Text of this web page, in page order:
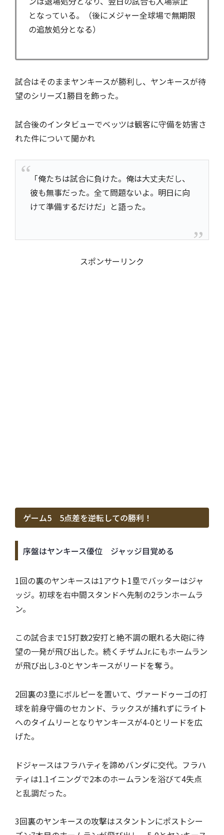
となっている。（後にメジャー全球場で無期限
の追放処分となる）
試合はそのままヤンキースが勝利し、ヤンキースが待
望のシリーズ1勝目を飾った。
試合後のインタビューでベッツは観客に守備を妨害さ
れた件について聞かれ
「俺たちは試合に負けた。俺は大丈夫だし、
彼も無事だった。全て問題ないよ。明日に向
けて準備するだけだ」と語った。
スポンサーリンク
ゲーム5 5点差を逆転しての勝利！
序盤はヤンキース優位 ジャッジ目覚める
1回の裏のヤンキースは1アウト1塁でバッターはジャ
ッジ。初球を右中間スタンドへ先制の2ランホームラ
ン。
この試合まで15打数2安打と絶不調の眠れる大砲に待
望の一発が飛び出した。続くチザムJr.にもホームラン
が飛び出し3-0とヤンキースがリードを奪う。
2回裏の3塁にボルピーを置いて、ヴァードゥーゴの打
球を前身守備のセカンド、ラックスが捕れずにライト
へのタイムリーとなりヤンキースが4-0とリードを広
げた。
ドジャースはフラハティを諦めバンダに交代。フラハ
ティは1.1イニングで2本のホームランを浴びて4失点
と乱調だった。
3回裏のヤンキースの攻撃はスタントンにポストシー